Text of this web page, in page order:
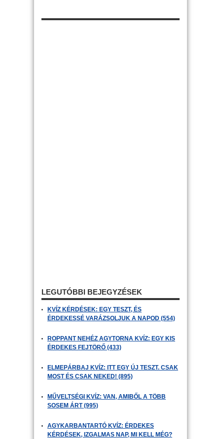
LEGUTÓBBI BEJEGYZÉSEK
KVÍZ KÉRDÉSEK: EGY TESZT, ÉS
ÉRDEKESSÉ VARÁZSOLJUK A NAPOD (554)
ROPPANT NEHÉZ AGYTORNA KVÍZ: EGY KIS
ÉRDEKES FEJTÖRŐ (433)
ELMEPÁRBAJ KVÍZ: ITT EGY ÚJ TESZT. CSAK
MOST ÉS CSAK NEKED! (895)
MŰVELTSÉGI KVÍZ: VAN, AMIBŐL A TÖBB
SOSEM ÁRT (995)
AGYKARBANTARTÓ KVÍZ: ÉRDEKES
KÉRDÉSEK, IZGALMAS NAP, MI KELL MÉG?